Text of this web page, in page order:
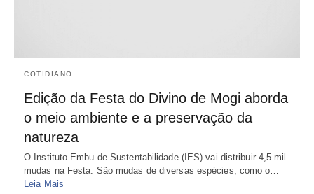
COTIDIANO
Edição da Festa do Divino de Mogi aborda
o meio ambiente e a preservação da
natureza
O Instituto Embu de Sustentabilidade (IES) vai distribuir 4,5 mil
mudas na Festa. São mudas de diversas espécies, como o…
Leia Mais